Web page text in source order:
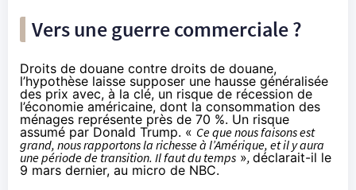
Vers une guerre commerciale ?
Droits de douane contre droits de douane,
l’hypothèse laisse supposer une hausse généralisée
des prix avec, à la clé, un risque de récession de
l’économie américaine, dont la consommation des
ménages représente près de 70 %. Un risque
assumé par Donald Trump. « Ce que nous faisons est
grand, nous rapportons la richesse à l’Amérique, et il y aura
une période de transition. Il faut du temps », déclarait-il le
9 mars dernier, au micro de NBC.